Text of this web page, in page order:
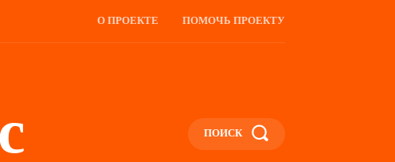
О ПРОЕКТЕ ПОМОЧЬ ПРОЕКТУ
ПОИСК